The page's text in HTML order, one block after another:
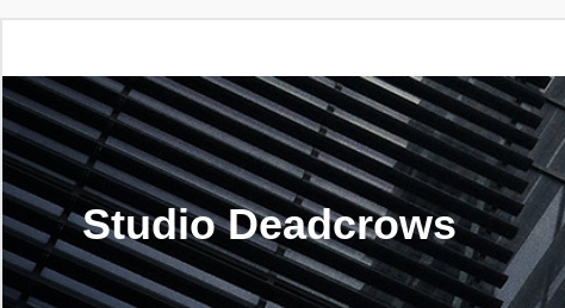
Studio Deadcrows